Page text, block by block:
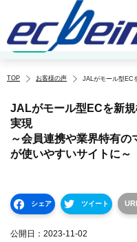
TOP お客様の声
JALがモール型ECを新
実現
～会員連携や業界特有の
が使いやすいサイトに～
シェア ツイート
公開日： 2023-11-02
カテゴリ EC構築 マーケティング